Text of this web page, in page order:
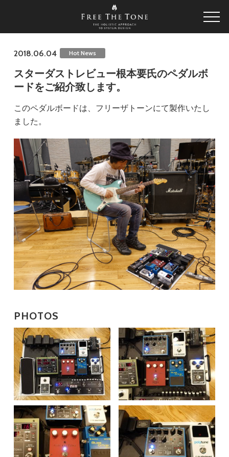
2018.06.04 Hot News
スターダストレビュー根本要氏のペダルボ
ードをご紹介致します。
このペダルボードは、フリーザトーンにて製作いたし
ました。
PHOTOS